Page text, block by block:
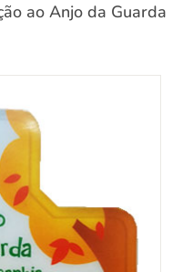
ao Anjo da Guarda